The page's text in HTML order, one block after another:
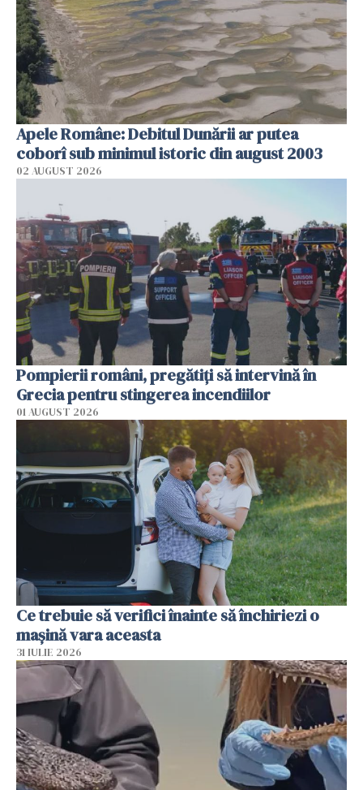
Apele Române: Debitul Dunării ar putea
coborî sub minimul istoric din august 2003
02 AUGUST 2026
Pompierii români, pregătiţi să intervină în
Grecia pentru stingerea incendiilor
01 AUGUST 2026
Ce trebuie să verifici înainte să închiriezi o
mașină vara aceasta
31 IULIE 2026